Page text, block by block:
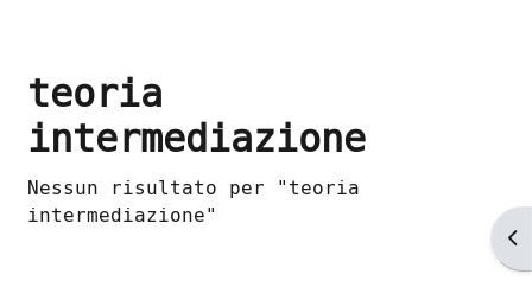
teoria
intermediazione
Nessun risultato per "teoria
intermediazione"